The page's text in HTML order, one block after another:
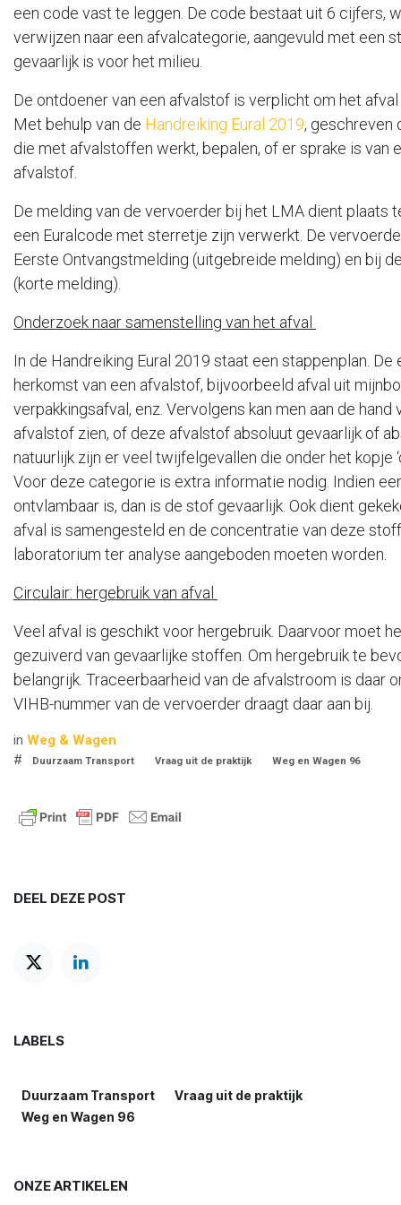
een code vast te leggen. De code bestaat uit 6 cijfers,
verwijzen naar een afvalcategorie, aangevuld met een
gevaarlijk is voor het milieu.
De ontdoener van een afvalstof is verplicht om het
Met behulp van de Handreiking Eural 2019, geschreven
die met afvalstoffen werkt, bepalen, of er sprake is van
afvalstof.
De melding van de vervoerder bij het LMA dient plaats
een Euralcode met sterretje zijn verwerkt. De
Eerste Ontvangstmelding (uitgebreide melding) en bij
(korte melding).
Onderzoek naar samenstelling van het afval
In de Handreiking Eural 2019 staat een stappenplan.
herkomst van een afvalstof, bijvoorbeeld afval uit
verpakkingsafval, enz. Vervolgens kan men aan de
afvalstof zien, of deze afvalstof absoluut gevaarlijk of
natuurlijk zijn er veel twijfelgevallen die onder het kopje
Voor deze categorie is extra informatie nodig. Indien
ontvlambaar is, dan is de stof gevaarlijk. Ook dient
afval is samengesteld en de concentratie van deze
laboratorium ter analyse aangeboden moeten worden.
Circulair: hergebruik van afval
Veel afval is geschikt voor hergebruik. Daarvoor moet
gezuiverd van gevaarlijke stoffen. Om hergebruik te
belangrijk. Traceerbaarheid van de afvalstroom is daar
VIHB-nummer van de vervoerder draagt daar
in Weg & Wagen
#
Duurzaam Transport Vraag uit de praktijk Weg en Wagen 96
DEEL DEZE POST
LABELS
Duurzaam Transport
Vraag uit de praktijk
Weg en Wagen 96
ONZE ARTIKELEN